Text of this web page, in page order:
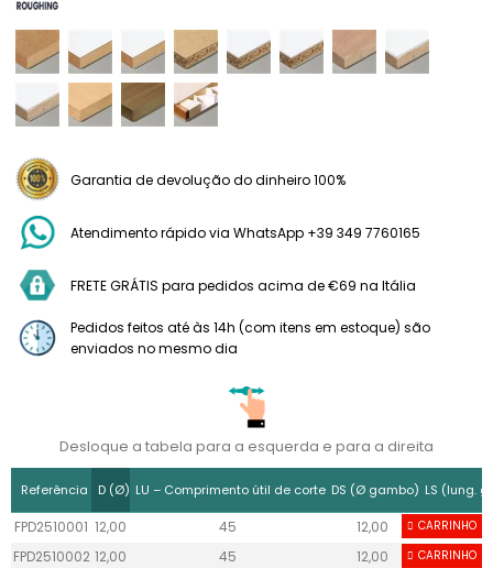
Garantia de devolução do dinheiro 100%
Atendimento rápido via WhatsApp +39 349 7760165
FRETE GRÁTIS para pedidos acima de €69 na Itália
Pedidos feitos até às 14h (com itens em estoque) são
enviados no mesmo dia
Desloque a tabela para a esquerda e para a direita
Referência D (Ø) LU – Comprimento útil de corte DS (Ø gambo) LS (lung.
FPD2510001 12,00 45 12,00 55
CARRINHO
FPD2510002 12,00 45 12,00 55
CARRINHO